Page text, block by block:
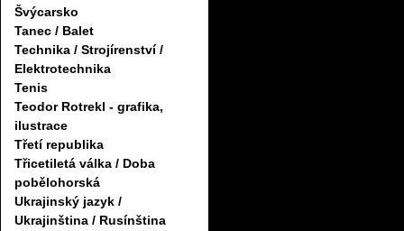
Švýcarsko
Tanec / Balet
Technika / Strojírenství /
Elektrotechnika
Tenis
Teodor Rotrekl - grafika,
ilustrace
Třetí republika
Třicetiletá válka / Doba
pobělohorská
Ukrajinský jazyk /
Ukrajinština / Rusínština